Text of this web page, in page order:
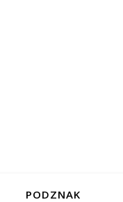
PODZNAK